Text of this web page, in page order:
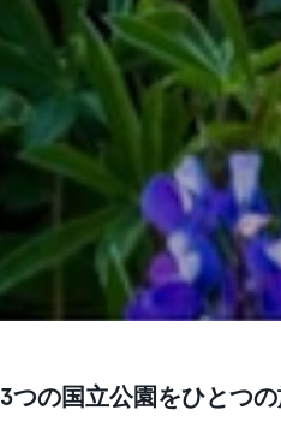
3つの国立公園をひとつ